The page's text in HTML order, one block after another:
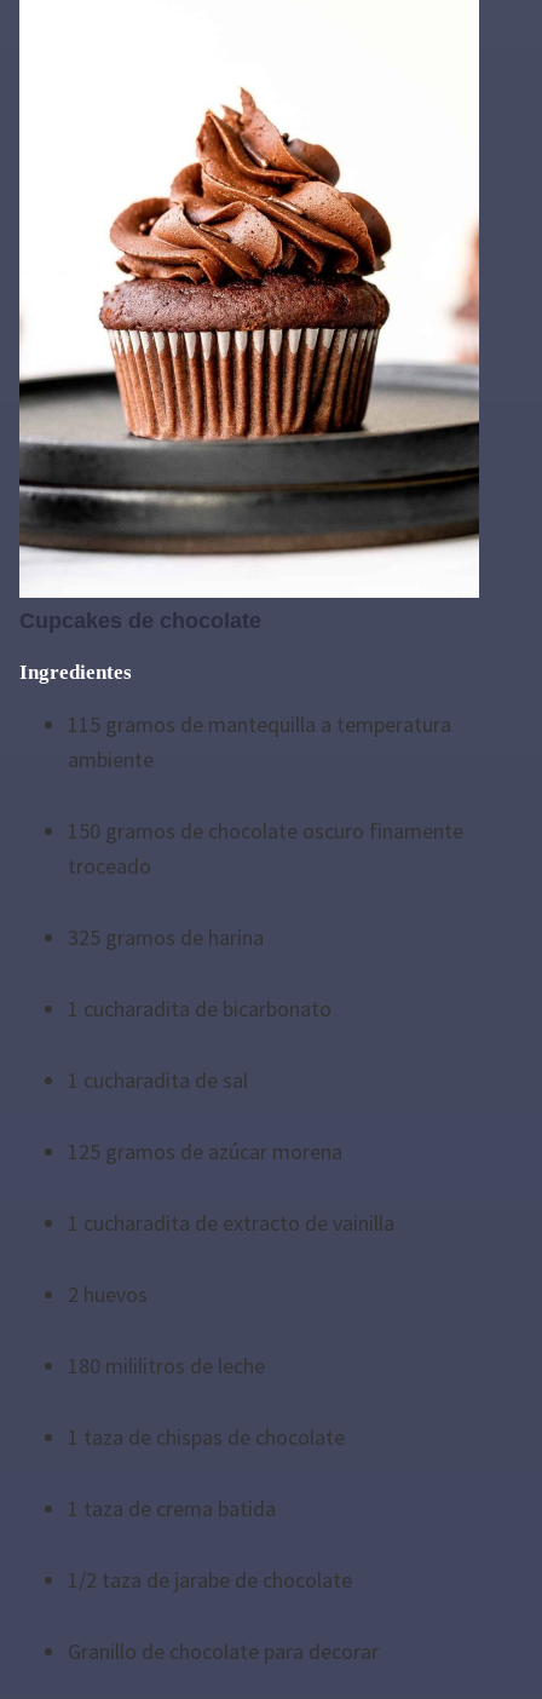
Cupcakes de chocolate
Ingredientes
115 gramos de mantequilla a temperatura
ambiente
150 gramos de chocolate oscuro finamente
troceado
325 gramos de harina
1 cucharadita de bicarbonato
1 cucharadita de sal
125 gramos de azúcar morena
1 cucharadita de extracto de vainilla
2 huevos
180 mililitros de leche
1 taza de chispas de chocolate
1 taza de crema batida
1/2 taza de jarabe de chocolate
Granillo de chocolate para decorar